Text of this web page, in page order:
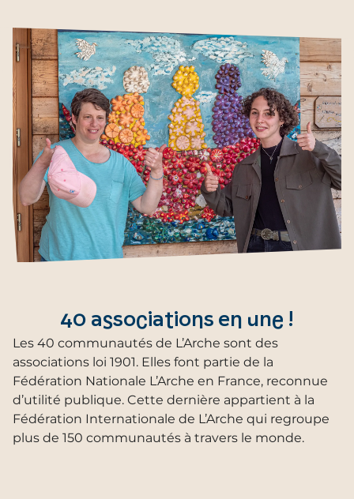
40 associations en une !
Les 40 communautés de L’Arche sont des
associations loi 1901. Elles font partie de la
Fédération Nationale L’Arche en France, reconnue
d’utilité publique. Cette dernière appartient à la
Fédération Internationale de L’Arche qui regroupe
plus de 150 communautés à travers le monde.